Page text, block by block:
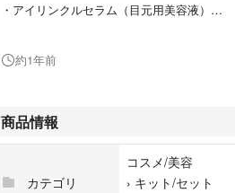
・アイリンクルセラム（目元用美容液）
おまけ不要の対応も可能です◎
発送は箱無しでお願いしたいです！
箱必要な方は事前にお知らせください！
約1年前
商品情報
カテゴリ
コスメ/美容
› キット/セット